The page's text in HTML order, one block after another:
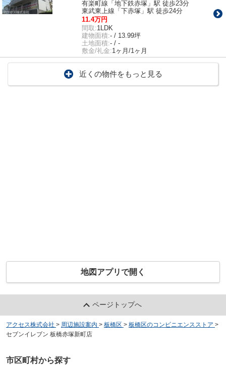
有楽町線「地下鉄赤塚」駅 徒歩23分
東武東上線「下赤塚」駅 徒歩24分
11.4万円
間取:1LDK
建物面積:- / 13.99坪
土地面積:- / -
敷金/礼金:1ヶ月/1ヶ月
近くの物件をもっと見る
地図アプリで開く
ページトップへ
アクセス株式会社 > 周辺施設案内 > 板橋区 > 板橋区のコンビニエンスストア >
セブンイレブン 板橋赤塚新町店
市区町村から探す